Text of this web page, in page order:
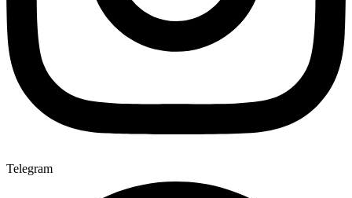
Telegram